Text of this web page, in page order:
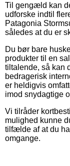
Til gengæld kan
udforske indtil
Patagonia
således at du er
Du bør bare
produkter til en
tiltalende, så kan
bedragerisk
er heldigvis
imod snydagtige
Vi tilråder
mulighed kunne
tilfælde af at du
omgange.